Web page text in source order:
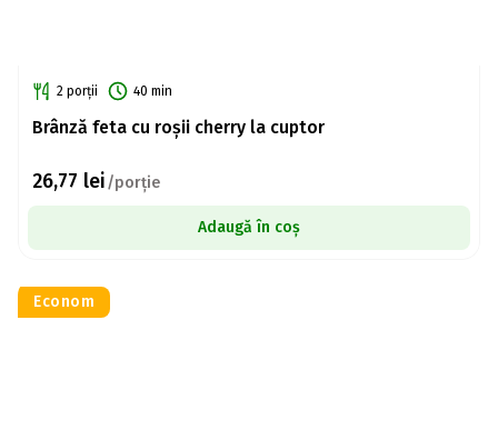
2 porții 40 min
Brânză feta cu roșii cherry la cuptor
26,77 lei/porție
Adaugă în coș
Econom